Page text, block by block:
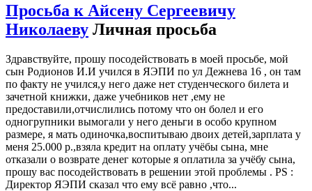
Просьба к Айсену Сергеевичу
Николаеву Личная просьба
Здравствуйте, прошу посодействовать в моей просьбе, мой
сын Родионов И.И учился в ЯЭПИ по ул Дежнева 16 , он там
по факту не учился,у него даже нет студенческого билета и
зачетной книжки, даже учебников нет ,ему не
предоставили,отчислились потому что он болел и его
одногрупники вымогали у него деньги в особо крупном
размере, я мать одиночка,воспитываю двоих детей,зарплата у
меня 25.000 р.,взяла кредит на оплату учёбы сына, мне
отказали о возврате денег которые я оплатила за учёбу сына,
прошу вас посодействовать в решении этой проблемы . PS :
Директор ЯЭПИ сказал что ему всё равно ,что...